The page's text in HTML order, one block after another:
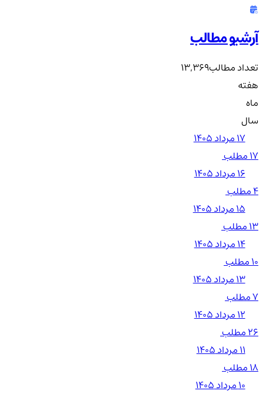
آرشیو مطالب
تعداد مطالب13,369
هفته
ماه
سال
۱۷ مرداد ۱۴۰۵
17 مطلب
۱۶ مرداد ۱۴۰۵
4 مطلب
۱۵ مرداد ۱۴۰۵
13 مطلب
۱۴ مرداد ۱۴۰۵
10 مطلب
۱۳ مرداد ۱۴۰۵
7 مطلب
۱۲ مرداد ۱۴۰۵
26 مطلب
۱۱ مرداد ۱۴۰۵
18 مطلب
۱۰ مرداد ۱۴۰۵